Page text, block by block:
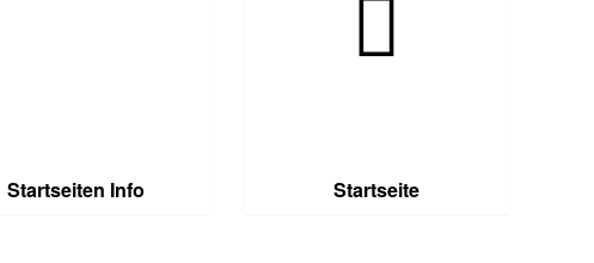
Startseiten Info Startseite